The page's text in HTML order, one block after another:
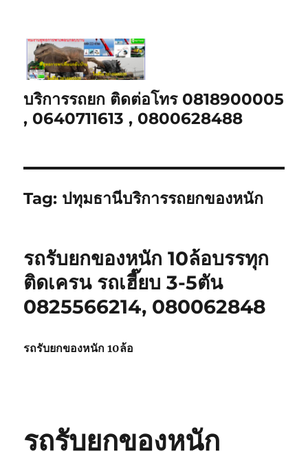
บริการรถยก ติดต่อโทร 0818900005
, 0640711613 , 0800628488
Tag: ปทุมธานีบริการรถยกของหนัก
รถรับยกของหนัก 10ล้อบรรทุก
ติดเครน รถเฮี๊ยบ 3-5ตัน
0825566214, 080062848
รถรับยกของหนัก 10ล้อ
รถรับยกของหนัก